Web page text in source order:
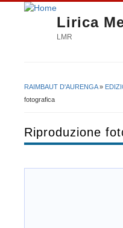
Lirica
LMR
Tu sei qui
RAIMBAUT D'AURENGA»
fotografica
Riproduzione